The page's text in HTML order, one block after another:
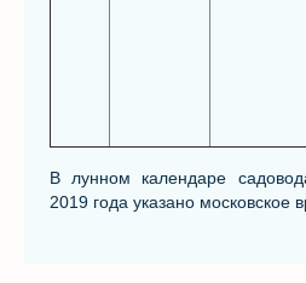
В лунном календаре
2019 года указано московское